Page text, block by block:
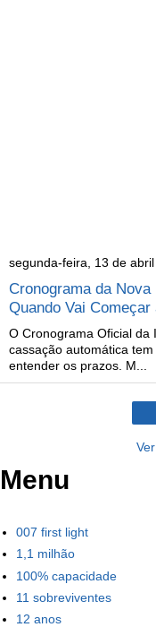
segunda-feira, 13 de
Cronograma da Nova
Quando Vai Começar
O Cronograma Oficial da
cassação automática
entender os prazos. M...
Menu
007 first light
1,1 milhão
100% capacidade
11 sobreviventes
12 anos